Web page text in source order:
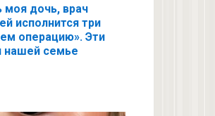
моя дочь, врач
исполнится три
операцию». Эти
нашей семье